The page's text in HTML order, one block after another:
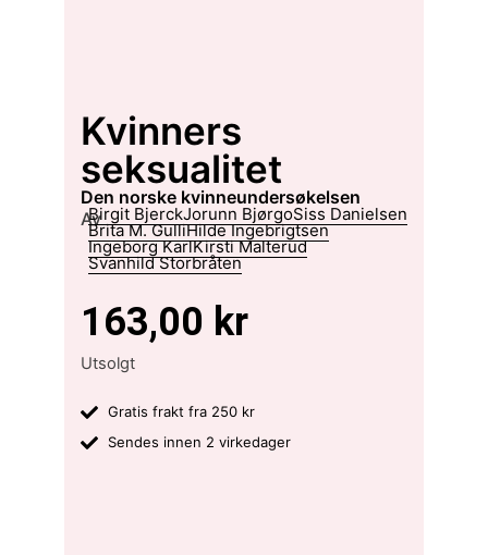
Kvinners
seksualitet
den norske kvinneundersøkelsen
Av
Birgit BjerckJorunn BjørgoSiss Danielsen
Brita M. GulliHilde Ingebrigtsen
Ingeborg KarlKirsti Malterud
Svanhild Storbråten
163,00 kr
Utsolgt
Gratis frakt fra 250 kr
Sendes innen 2 virkedager